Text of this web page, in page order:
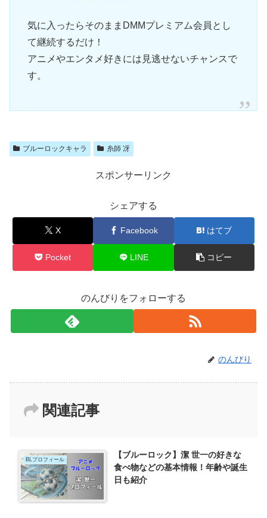
気に入ったらそのままDMMプレミアム会員とし
て継続するだけ！
アニメやエンタメ好きには見逃せないチャンスで
す。
ブルーロックキャラ 糸師 冴
スポンサーリンク
シェアする
X Facebook はてブ
Pocket LINE コピー
のんびりをフォローする
のんびり
関連記事
BLプロフィール
【ブルーロック】潔 世一の好きな
食べ物などの基本情報！年齢や誕生
日も紹介